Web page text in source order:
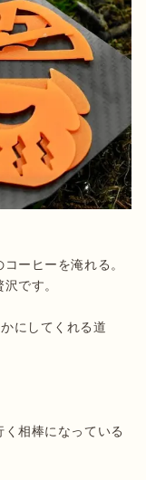
ーヒーを淹れる。
です。
にしてくれる道
相棒になっている